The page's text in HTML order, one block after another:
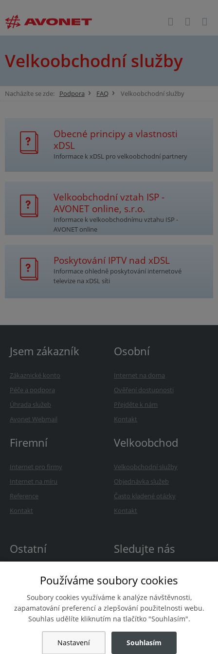
Velkoobchodní služby
Nacházíte se zde: Podpora FAQ Velkoobchodní služby
Obecné principy a vlastnosti
xDSL
Informace k xDSL pro velkoobchodní partnery
Velkoobchodní vztah ISP -
AVONET online, s.r.o.
Informace k velkoobchodnímu vztahu ISP -
AVONET online
Poskytování IPTV nad xDSL
Informace ohledně poskytování internetové
televize na xDSL síti
Jsem zákazník
Zákaznické konto
Péče a podpora
Úhrada služeb
Avonet Webmail
Osobní
Internet na doma
Ověření dostupnosti
Přejděte k nám
Kontakt
Firemní
Internet pro firmy
Internet na míru
Reference
Kontakt
Velkoobchod
Velkoobchodní služby
Objednávka služeb
Často kladené otázky
Kontakt
Ostatní
Novinky
Sledujte nás
Používáme soubory cookies
Soubory cookies využíváme k analýze návštěvnosti,
zapamatování preferencí a zlepšování použitelnosti webu.
Souhlas udělíte kliknutím na tlačítko "Souhlasím".
Nastavení Souhlasím